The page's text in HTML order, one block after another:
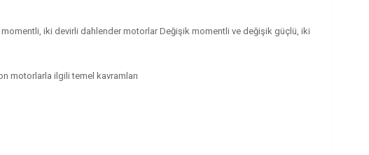
iki devirli dahlender motorlar Değişik momentli ve değişik güçlü, iki
motorlarla ilgili temel kavramları